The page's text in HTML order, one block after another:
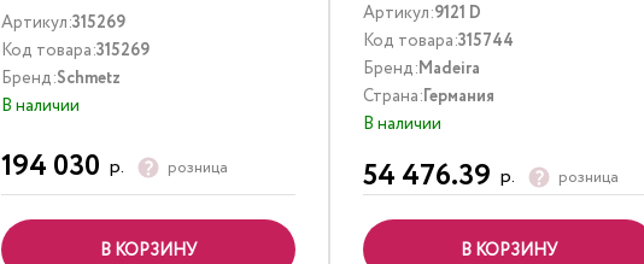
Артикул:315269
Код товара:315269
Бренд:Schmetz
В наличии
194 030 р. розница
В КОРЗИНУ
Артикул:9121 D
Код товара:315744
Бренд:Madeira
Страна:Германия
В наличии
54 476.39 р. розница
В КОРЗИНУ